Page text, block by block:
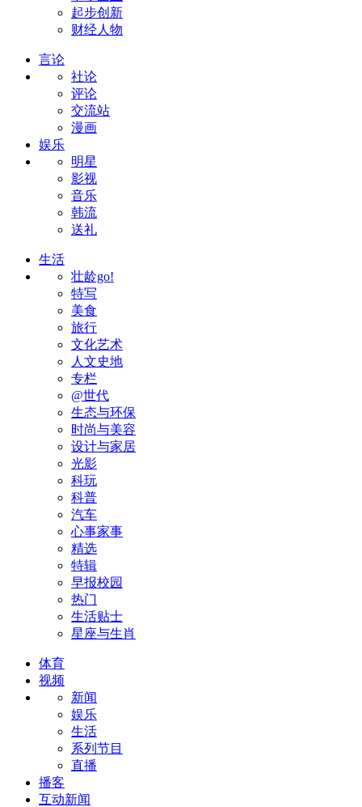
起步创新
财经人物
言论
社论
评论
交流站
漫画
娱乐
明星
影视
音乐
韩流
送礼
生活
壮龄go!
特写
美食
旅行
文化艺术
人文史地
专栏
@世代
生态与环保
时尚与美容
设计与家居
光影
科玩
科普
汽车
心事家事
精选
特辑
早报校园
热门
生活贴士
星座与生肖
体育
视频
新闻
娱乐
生活
系列节目
直播
播客
互动新闻